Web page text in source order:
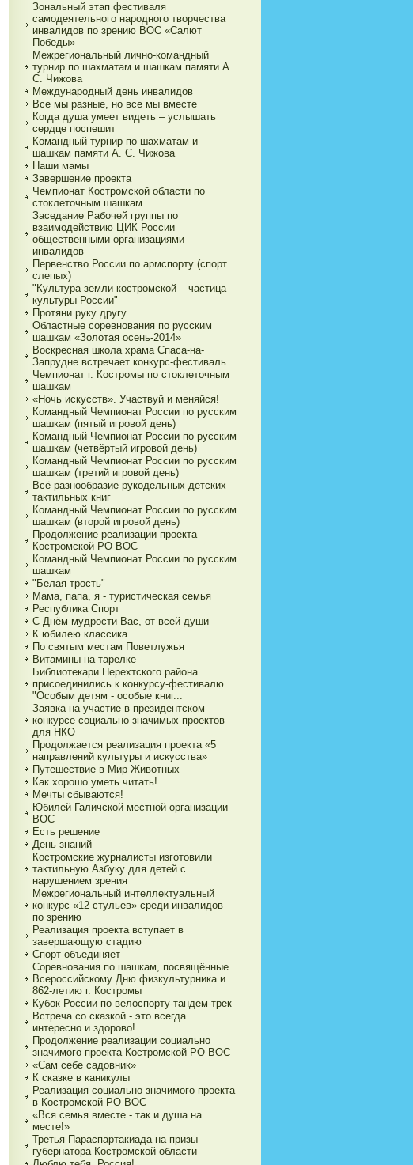
Зональный этап фестиваля
самодеятельного народного творчества
инвалидов по зрению ВОС «Салют
Победы»
Межрегиональный лично-командный
турнир по шахматам и шашкам памяти А.
С. Чижова
Международный день инвалидов
Все мы разные, но все мы вместе
Когда душа умеет видеть – услышать
сердце поспешит
Командный турнир по шахматам и
шашкам памяти А. С. Чижова
Наши мамы
Завершение проекта
Чемпионат Костромской области по
стоклеточным шашкам
Заседание Рабочей группы по
взаимодействию ЦИК России
общественными организациями
инвалидов
Первенство России по армспорту (спорт
слепых)
"Культура земли костромской – частица
культуры России"
Протяни руку другу
Областные соревнования по русским
шашкам «Золотая осень-2014»
Воскресная школа храма Спаса-на-
Запрудне встречает конкурс-фестиваль
Чемпионат г. Костромы по стоклеточным
шашкам
«Ночь искусств». Участвуй и меняйся!
Командный Чемпионат России по русским
шашкам (пятый игровой день)
Командный Чемпионат России по русским
шашкам (четвёртый игровой день)
Командный Чемпионат России по русским
шашкам (третий игровой день)
Всё разнообразие рукодельных детских
тактильных книг
Командный Чемпионат России по русским
шашкам (второй игровой день)
Продолжение реализации проекта
Костромской РО ВОС
Командный Чемпионат России по русским
шашкам
"Белая трость"
Мама, папа, я - туристическая семья
Республика Спорт
С Днём мудрости Вас, от всей души
К юбилею классика
По святым местам Поветлужья
Витамины на тарелке
Библиотекари Нерехтского района
присоединились к конкурсу-фестивалю
"Особым детям - особые книг...
Заявка на участие в президентском
конкурсе социально значимых проектов
для НКО
Продолжается реализация проекта «5
направлений культуры и искусства»
Путешествие в Мир Животных
Как хорошо уметь читать!
Мечты сбываются!
Юбилей Галичской местной организации
ВОС
Есть решение
День знаний
Костромские журналисты изготовили
тактильную Азбуку для детей с
нарушением зрения
Межрегиональный интеллектуальный
конкурс «12 стульев» среди инвалидов
по зрению
Реализация проекта вступает в
завершающую стадию
Спорт объединяет
Соревнования по шашкам, посвящённые
Всероссийскому Дню физкультурника и
862-летию г. Костромы
Кубок России по велоспорту-тандем-трек
Встреча со сказкой - это всегда
интересно и здорово!
Продолжение реализации социально
значимого проекта Костромской РО ВОС
«Сам себе садовник»
К сказке в каникулы
Реализация социально значимого проекта
в Костромской РО ВОС
«Вся семья вместе - так и душа на
месте!»
Третья Параспартакиада на призы
губернатора Костромской области